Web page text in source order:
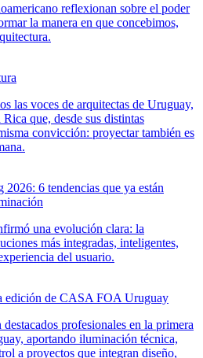
reflexionan sobre el poder
la manera en que concebimos,
las voces de arquitectas de Uruguay,
que, desde sus distintas
convicción: proyectar también es
6 tendencias que ya están
una evolución clara: la
más integradas, inteligentes,
del usuario.
edición de CASA FOA Uruguay
profesionales en la primera
aportando iluminación técnica,
a proyectos que integran diseño,